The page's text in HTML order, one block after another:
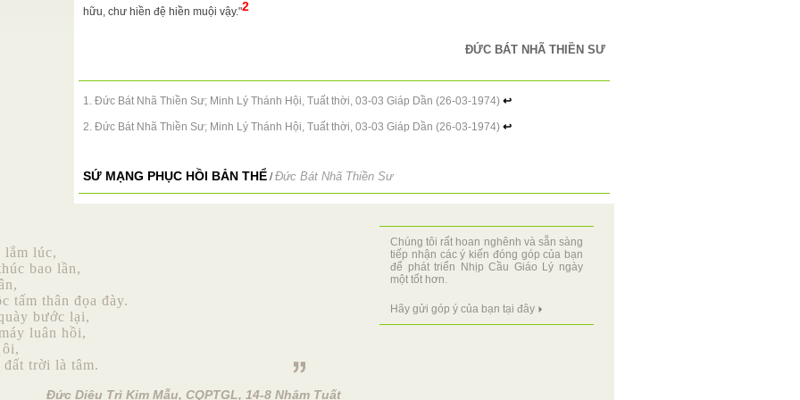
Đạo Đại
tịnh là
Trì
hành vạn
tam giới
hữu, chư hiền đệ hiền muội vậy."2
ĐỨC BÁT NHÃ THIỀN SƯ
1. Đức Bát Nhã Thiền Sư; Minh Lý Thánh Hội, Tuất thời, 03-03 Giáp Dần (26-03-1974) ↩
2. Đức Bát Nhã Thiền Sư; Minh Lý Thánh Hội, Tuất thời, 03-03 Giáp Dần (26-03-1974) ↩
SỨ MẠNG PHỤC HỒI BẢN THỂ /Đức Bát Nhã Thiền Sư
lắm lúc,
bao lần,
tấm thân đọa đày.
bước lại,
luân hồi,
trời là tâm.
Đức Diêu Trì Kim Mẫu, CQPTGL, 14-8 Nhâm Tuất
Chúng tôi rất hoan nghênh và sẵn sàng
tiếp nhận các ý kiến đóng góp của bạn
để phát triển Nhịp Cầu Giáo Lý ngày
một tốt hơn.
Hãy gửi góp ý của bạn tại đây